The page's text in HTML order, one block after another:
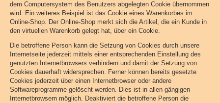
dem Computersystem des Benutzers abgelegten Cookie übernommen
wird. Ein weiteres Beispiel ist das Cookie eines Warenkorbes im
Online-Shop. Der Online-Shop merkt sich die Artikel, die ein Kunde in
den virtuellen Warenkorb gelegt hat, über ein Cookie.
Die betroffene Person kann die Setzung von Cookies durch unsere
Internetseite jederzeit mittels einer entsprechenden Einstellung des
genutzten Internetbrowsers verhindern und damit der Setzung von
Cookies dauerhaft widersprechen. Ferner können bereits gesetzte
Cookies jederzeit über einen Internetbrowser oder andere
Softwareprogramme gelöscht werden. Dies ist in allen gängigen
Internetbrowsern möglich. Deaktiviert die betroffene Person die